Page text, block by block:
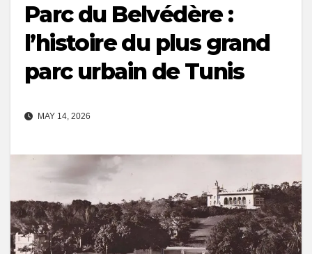
Parc du Belvédère :
l’histoire du plus grand
parc urbain de Tunis
MAY 14, 2026